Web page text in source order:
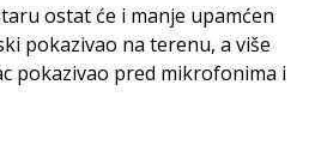
ostat će i manje upamćen
pokazivao na terenu, a više
pokazivao pred mikrofonima i